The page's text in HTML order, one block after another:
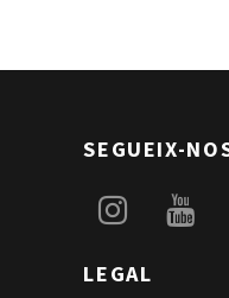
SEGUEIX-
LEGAL